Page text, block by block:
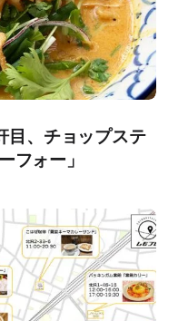
目、チョップステ
フォー」